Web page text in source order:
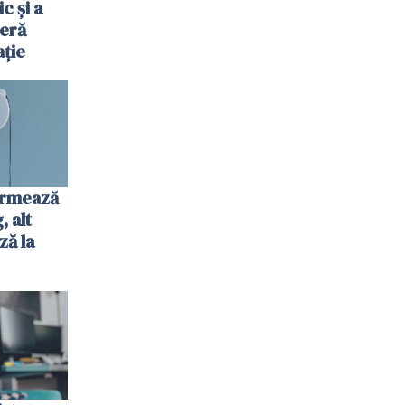
și a
alt
la